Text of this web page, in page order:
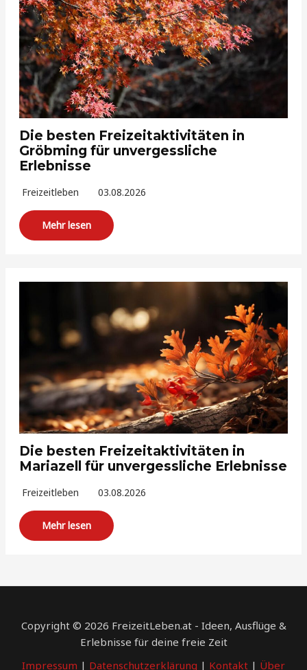
Die besten Freizeitaktivitäten in
Gröbming für unvergessliche
Erlebnisse
Freizeitleben 03.08.2026
Mehr lesen
Die besten Freizeitaktivitäten in
Mariazell für unvergessliche Erlebnisse
Freizeitleben 03.08.2026
Mehr lesen
Copyright © 2026 FreizeitLeben.at - Ideen, Ausflüge &
Erlebnisse für deine freie Zeit
Impressum | Datenschutzerklärung | Kontakt | Über